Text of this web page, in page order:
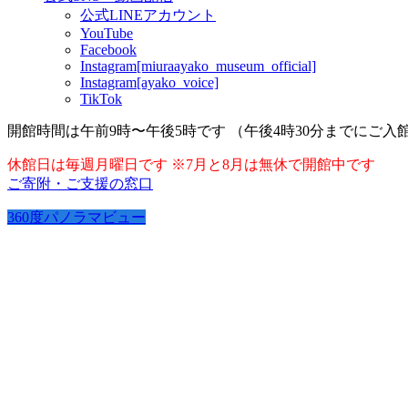
公式LINEアカウント
YouTube
Facebook
Instagram[miuraayako_museum_official]
Instagram[ayako_voice]
TikTok
開館時間は午前9時〜午後5時です （午後4時30分までにご入
休館日は毎週月曜日です ※7月と8月は無休で開館中です
ご寄附・ご支援の窓口
360度パノラマビュー